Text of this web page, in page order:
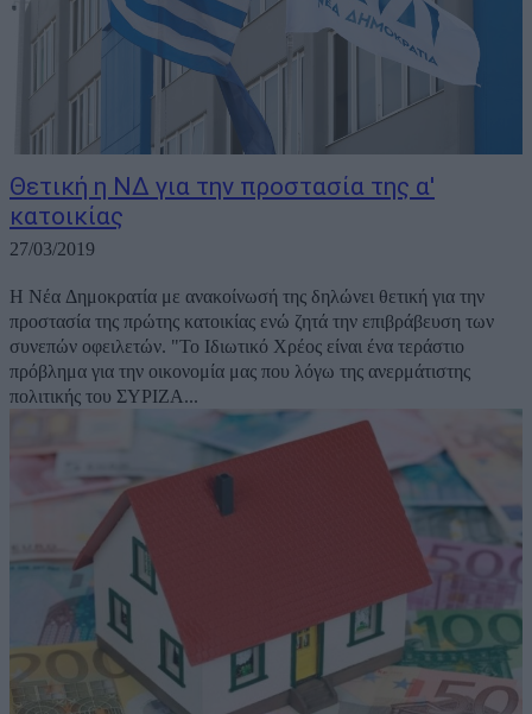
Θετική η ΝΔ για την προστασία της α'
κατοικίας
27/03/2019
Η Νέα Δημοκρατία με ανακοίνωσή της δηλώνει θετική για την
προστασία της πρώτης κατοικίας ενώ ζητά την επιβράβευση των
συνεπών οφειλετών. "Το Ιδιωτικό Χρέος είναι ένα τεράστιο
πρόβλημα για την οικονομία μας που λόγω της ανερμάτιστης
πολιτικής του ΣΥΡΙΖΑ...